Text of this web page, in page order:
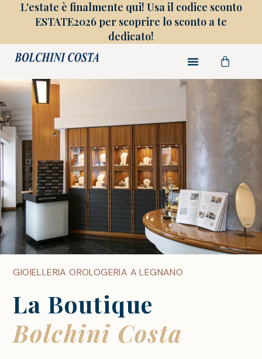
L'estate è finalmente qui! Usa il codice sconto
ESTATE2026 per scoprire lo sconto a te
dedicato!
GIOIELLERIA OROLOGERIA A LEGNANO
La Boutique
Bolchini Costa